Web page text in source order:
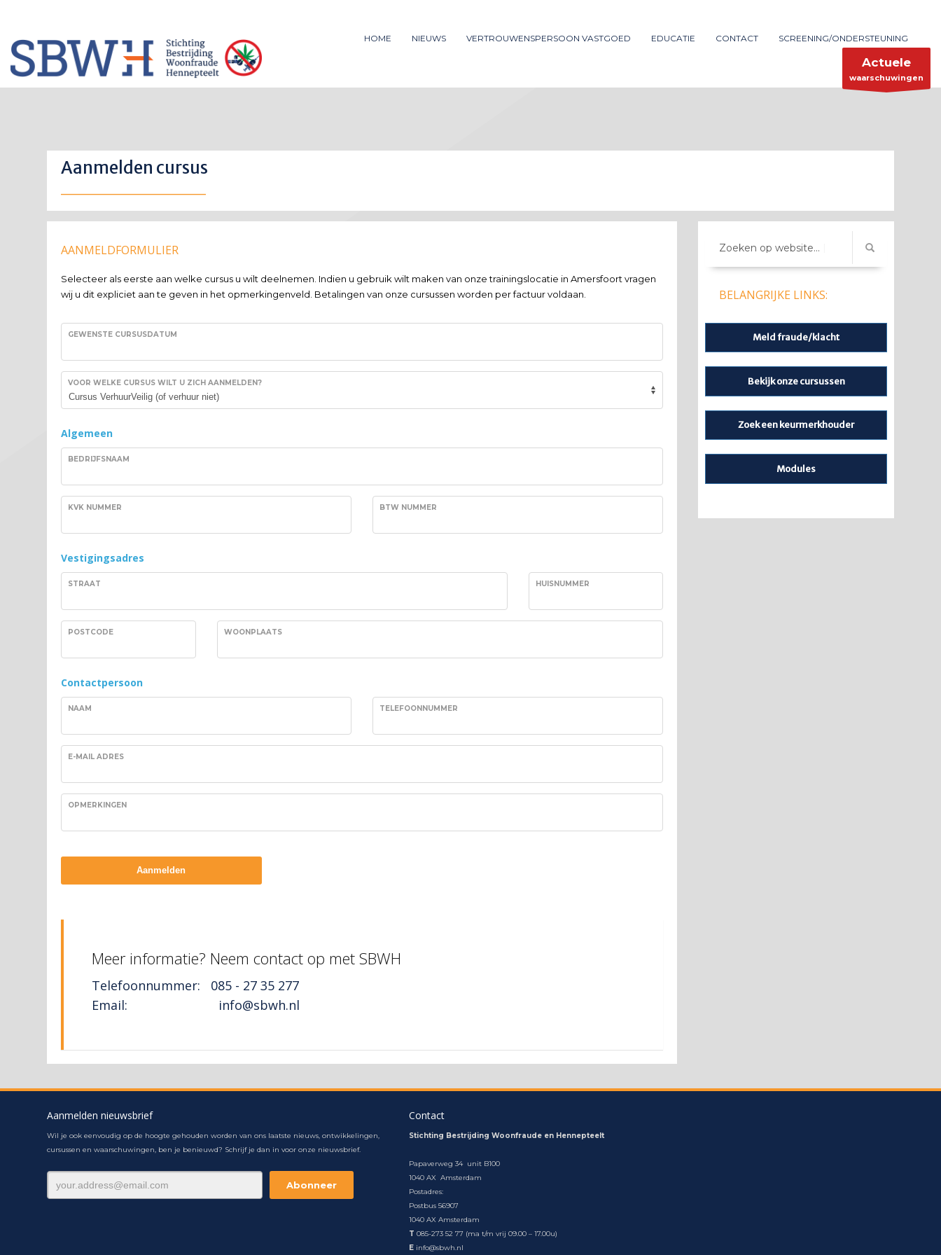
×
1 Login or create new account.
If you still have problems, please let us know, by sending an email to support@website.com . Thank you!
Mon-Fri 9:00AM - 6:00AM
HOME NIEUWS VERTROUWENSPERSOON VASTGOED EDUCATIE CONTACT SCREENING/ONDERSTEUNING
Actuele
waarschuwingen
Aanmelden cursus
AANMELDFORMULIER
Selecteer als eerste aan welke cursus u wilt deelnemen. Indien u gebruik wilt maken van onze trainingslocatie in Amersfoort vragen
wij u dit expliciet aan te geven in het opmerkingenveld. Betalingen van onze cursussen worden per factuur voldaan.
GEWENSTE CURSUSDATUM
VOOR WELKE CURSUS WILT U ZICH AANMELDEN?
Algemeen
BEDRIJFSNAAM
KVK NUMMER BTW NUMMER
Vestigingsadres
STRAAT HUISNUMMER
POSTCODE WOONPLAATS
Contactpersoon
NAAM TELEFOONNUMMER
E-MAIL ADRES
OPMERKINGEN
Aanmelden
Meer informatie? Neem contact op met SBWH
Telefoonnummer: 085 - 27 35 277
Email: info@sbwh.nl
Zoeken op website...
BELANGRIJKE LINKS:
Meld fraude/klacht
Bekijk onze cursussen
Zoek een keurmerkhouder
Modules
Aanmelden nieuwsbrief
Wil je ook eenvoudig op de hoogte gehouden worden van ons laatste nieuws, ontwikkelingen,
cursussen en waarschuwingen, ben je benieuwd? Schrijf je dan in voor onze nieuwsbrief.
Contact
Stichting Bestrijding Woonfraude en Hennepteelt
Papaverweg 34 unit B100
1040 AX Amsterdam
Postadres:
Postbus 56907
1040 AX Amsterdam
T 085-273 52 77 (ma t/m vrij 09.00 – 17.00u)
E info@sbwh.nl